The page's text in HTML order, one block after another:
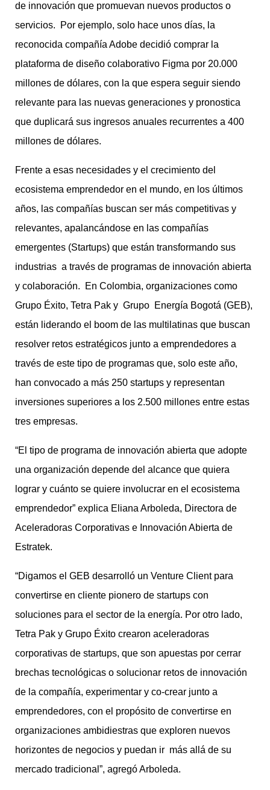
de innovación que promuevan nuevos productos o
servicios. Por ejemplo, solo hace unos días, la
reconocida compañía Adobe decidió comprar la
plataforma de diseño colaborativo Figma por 20.000
millones de dólares, con la que espera seguir siendo
relevante para las nuevas generaciones y pronostica
que duplicará sus ingresos anuales recurrentes a 400
millones de dólares.
Frente a esas necesidades y el crecimiento del
ecosistema emprendedor en el mundo, en los últimos
años, las compañías buscan ser más competitivas y
relevantes, apalancándose en las compañías
emergentes (Startups) que están transformando sus
industrias a través de programas de innovación abierta
y colaboración. En Colombia, organizaciones como
Grupo Éxito, Tetra Pak y Grupo Energía Bogotá (GEB),
están liderando el boom de las multilatinas que buscan
resolver retos estratégicos junto a emprendedores a
través de este tipo de programas que, solo este año,
han convocado a más 250 startups y representan
inversiones superiores a los 2.500 millones entre estas
tres empresas.
“El tipo de programa de innovación abierta que adopte
una organización depende del alcance que quiera
lograr y cuánto se quiere involucrar en el ecosistema
emprendedor” explica Eliana Arboleda, Directora de
Aceleradoras Corporativas e Innovación Abierta de
Estratek.
“Digamos el GEB desarrolló un Venture Client para
convertirse en cliente pionero de startups con
soluciones para el sector de la energía. Por otro lado,
Tetra Pak y Grupo Éxito crearon aceleradoras
corporativas de startups, que son apuestas por cerrar
brechas tecnológicas o solucionar retos de innovación
de la compañía, experimentar y co-crear junto a
emprendedores, con el propósito de convertirse en
organizaciones ambidiestras que exploren nuevos
horizontes de negocios y puedan ir más allá de su
mercado tradicional”, agregó Arboleda.